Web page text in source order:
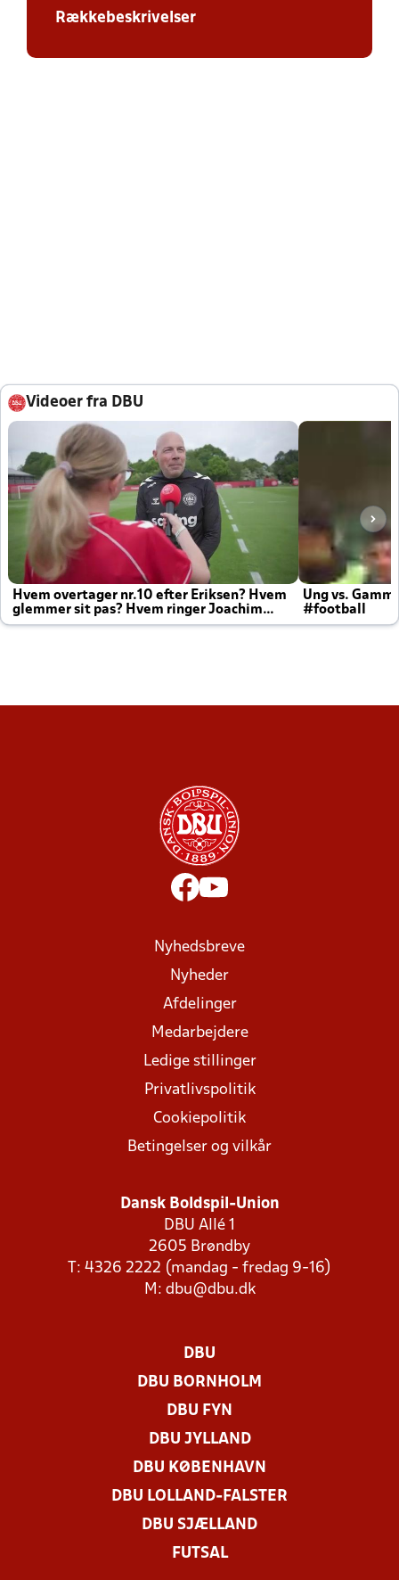
Rækkebeskrivelser
Videoer fra DBU
Hvem overtager nr.10 efter Eriksen? Hvem
glemmer sit pas? Hvem ringer Joachim
altid til efter kampe?
Ung vs.
#football
Nyhedsbreve
Nyheder
Afdelinger
Medarbejdere
Ledige stillinger
Privatlivspolitik
Cookiepolitik
Betingelser og vilkår
Dansk Boldspil-Union
DBU Allé 1
2605 Brøndby
T: 4326 2222 (mandag - fredag 9-16)
M: dbu@dbu.dk
DBU
DBU BORNHOLM
DBU FYN
DBU JYLLAND
DBU KØBENHAVN
DBU LOLLAND-FALSTER
DBU SJÆLLAND
FUTSAL